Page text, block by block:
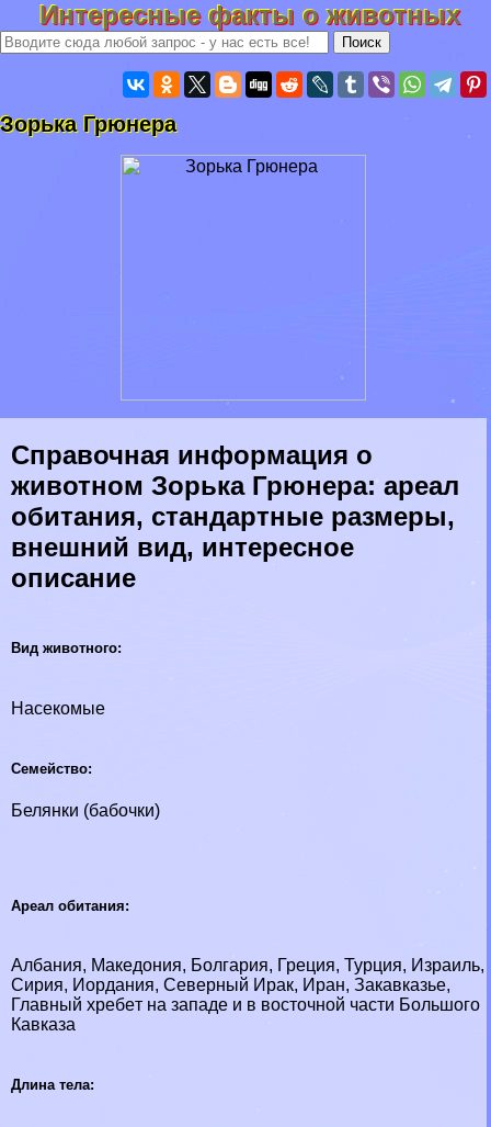
Интересные факты о животных
Зорька Грюнера
Справочная информация о
животном Зорька Грюнера: ареал
обитания, стандартные размеры,
внешний вид, интересное
описание
Вид животного:
Насекомые
Семейство:
Белянки (бабочки)
Ареал обитания:
Албания, Македония, Болгария, Греция, Турция, Израиль,
Сирия, Иордания, Северный Иpaк, Иран, Закавказье,
Главный хрeбeт на западе и в восточной части Большого
Кавказа
Длина тела: